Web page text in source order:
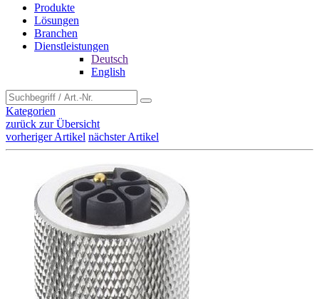
Produkte
Lösungen
Branchen
Dienstleistungen
Deutsch
English
Kategorien
zurück zur Übersicht
vorheriger Artikel nächster Artikel